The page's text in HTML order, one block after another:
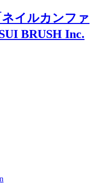
イルカンファ
BRUSH Inc.